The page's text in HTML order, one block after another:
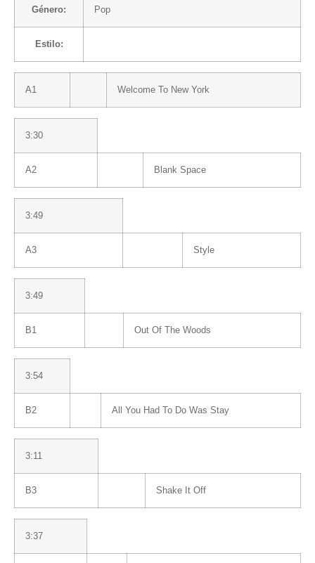
Género: Pop
Estilo:
A1 Welcome To New York
3:30
A2 Blank Space
3:49
A3 Style
3:49
B1 Out Of The Woods
3:54
B2 All You Had To Do Was Stay
3:11
B3 Shake It Off
3:37